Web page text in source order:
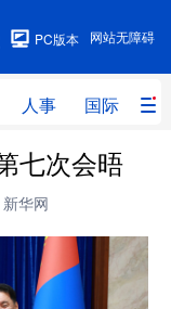
网站无障碍
PC版本
人事 国际 财
人事
体育
七次会晤
华网